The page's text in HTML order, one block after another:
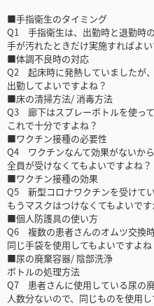
■手指衛生のタイミング
Q1 手指衛生は、出勤時と退勤時の
手が汚れたときだけ実施すればよ
■体調不良時の対応
Q2 起床時に発熱していましたが
出勤してよいですよね？
■床の清掃方法/ 消毒方法
Q3 廊下はスプレーボトルを使って
これで十分ですよね？
■ワクチン接種の必要性
Q4 ワクチンなんて効果がないから
全員が受けなくてもよいですよね？
■ワクチン接種の効果
Q5 新型コロナワクチンを受けてい
もうマスクはつけなくてもよいです
■個人防護具の使い方
Q6 複数の患者さんのオムツ交換時
同じ手袋を使用してもよいですよね
■尿の廃棄容器/ 陰部洗浄
ボトルの処理方法
Q7 患者さんに使用している尿の
人数分ないので、同じものを使用